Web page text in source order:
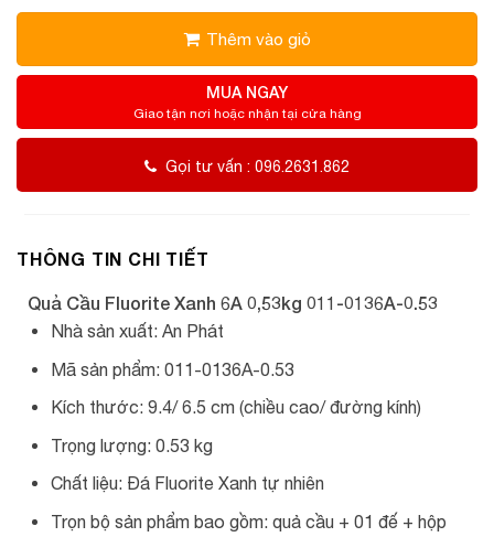
Thêm vào giỏ
MUA NGAY
Giao tận nơi hoặc nhận tại cửa hàng
Gọi tư vấn : 096.2631.862
THÔNG TIN CHI TIẾT
Quả Cầu Fluorite Xanh 6A 0,53kg 011-0136A-0.53
Nhà sản xuất: An Phát
Mã sản phẩm: 011-0136A-0.53
Kích thước: 9.4/ 6.5 cm (chiều cao/ đường kính)
Trọng lượng: 0.53 kg
Chất liệu: Đá Fluorite Xanh tự nhiên
Trọn bộ sản phẩm bao gồm: quả cầu + 01 đế + hộp